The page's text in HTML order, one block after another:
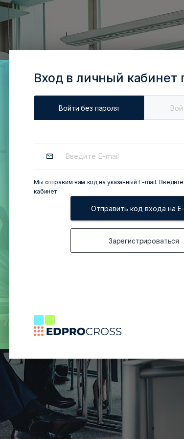
Вход в личный кабинет
Войти без пароля
Мы отправим вам код на указанный E-mail.
кабинет
Отправить код входа на
Зарегистрироваться